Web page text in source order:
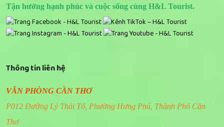
Tận hưởng hạnh phúc và cuộc sống cùng H&L Tourist.
Thông tin liên hệ
VĂN PHÒNG CẦN THƠ
P012 Đường Lý Thái Tổ, Phường Hưng Phú, Thành Phố Cần
Thơ